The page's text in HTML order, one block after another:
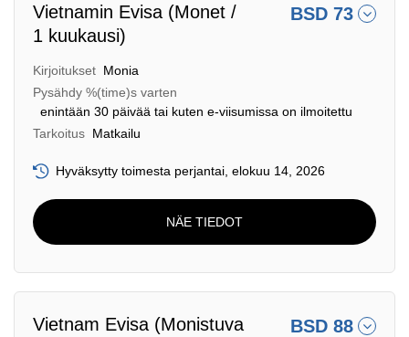
Vietnamin Evisa (Monet /
1 kuukausi)
BSD 73
Kirjoitukset Monia
Pysähdy %(time)s varten
enintään 30 päivää tai kuten e-viisumissa on ilmoitettu
Tarkoitus Matkailu
Hyväksytty toimesta perjantai, elokuu 14, 2026
NÄE TIEDOT
Vietnam Evisa (Monistuva
BSD 88